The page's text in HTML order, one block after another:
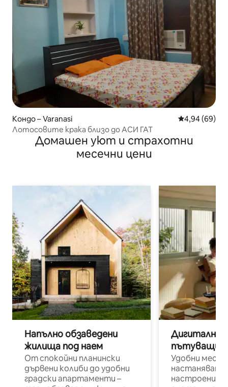
Кондо – Varanasi Средна
4,94 (69)
Лотосовите крака близо до АСИ ГАТ
Домашен уют и страхотни
месечни цени
Напълно обзаведени
жилища под наем
От спокойни планински
дървени колиби до удобни
градски апартаменти –
Дигитални
пътуващи
Удобни
настаняване
настроени и